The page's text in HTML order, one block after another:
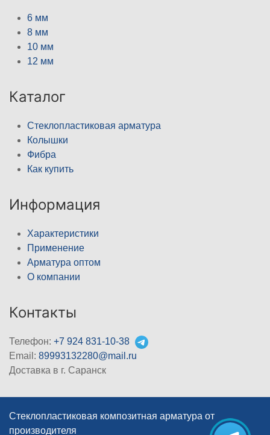
6 мм
8 мм
10 мм
12 мм
Каталог
Стеклопластиковая арматура
Колышки
Фибра
Как купить
Информация
Характеристики
Применение
Арматура оптом
О компании
Контакты
Телефон: +7 924 831-10-38
Email: 89993132280@mail.ru
Доставка в г. Саранск
Стеклопластиковая композитная арматура от
производителя